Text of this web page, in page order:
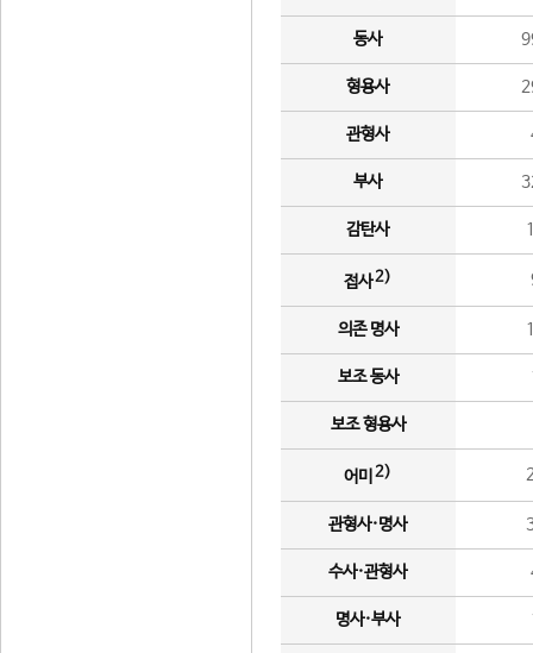
동사
형용사
관형사
부사
감탄사
접사2)
의존 명사
보조 동사
보조 형용사
어미 2)
관형사·명사
수사·관형사
명사·부사